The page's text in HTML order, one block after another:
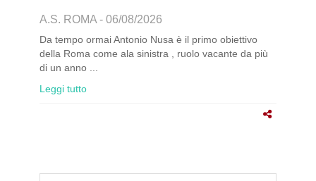
A.S. ROMA - 06/08/2026
Da tempo ormai Antonio Nusa è il primo obiettivo
della Roma come ala sinistra , ruolo vacante da più
di un anno ...
Leggi tutto